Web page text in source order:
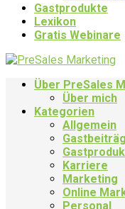
Gastprodukte
Lexikon
Gratis Webinare
Über PreSales
Über mich
Kategorien
Allgemein
Karriere
Marketing
Online
Personal